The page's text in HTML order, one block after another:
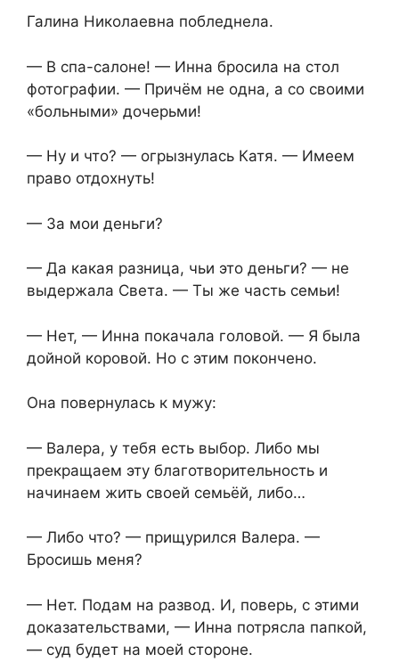
Галина Николаевна побледнела.
— В спа-салоне! — Инна бросила на стол
фотографии. — Причём не одна, а со своими
«больными» дочерьми!
— Ну и что? — огрызнулась Катя. — Имеем
право отдохнуть!
— За мои деньги?
— Да какая разница, чьи это деньги? — не
выдержала Света. — Ты же часть семьи!
— Нет, — Инна покачала головой. — Я была
дойной коровой. Но с этим покончено.
Она повернулась к мужу:
— Валера, у тебя есть выбор. Либо мы
прекращаем эту благотворительность и
начинаем жить своей семьёй, либо…
— Либо что? — прищурился Валера. —
Бросишь меня?
— Нет. Подам на развод. И, поверь, с этими
доказательствами, — Инна потрясла папкой,
— суд будет на моей стороне.